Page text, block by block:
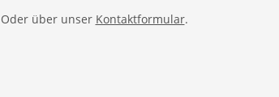
Oder über unser Kontaktformular.